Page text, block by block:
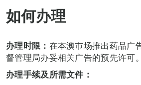
如何办理
办理时限： 在本澳巿场推出药品广
督管理局办妥相关广告的预先许可。
办理手续及所需文件：